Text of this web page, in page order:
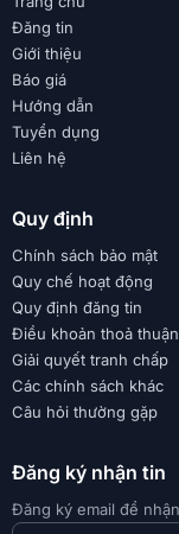
Đăng tin
Giới thiệu
Báo giá
Hướng dẫn
Tuyển dụng
Liên hệ
Quy định
Chính sách bảo mật
Quy chế hoạt động
Quy định đăng tin
Điều khoản thoả thuận
Giải quyết tranh chấp
Các chính sách khác
Câu hỏi thường gặp
Đăng ký nhận tin
Đăng ký email để